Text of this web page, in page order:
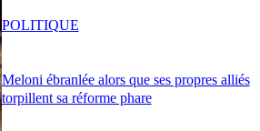
Meloni ébranlée alors que ses propres alliés
torpillent sa réforme phare
POLITIQUE